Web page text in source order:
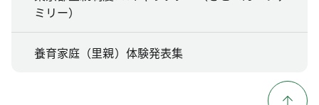
ミリー）
養育家庭（里親）体験発表集